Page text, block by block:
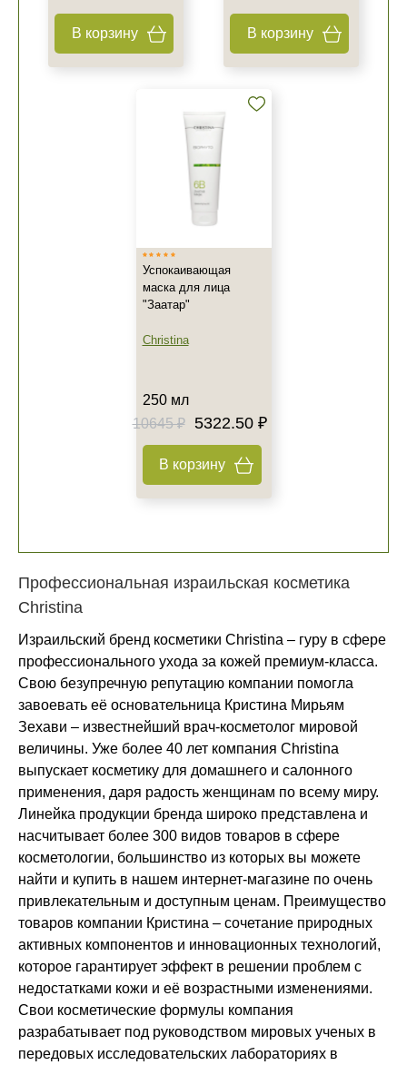
В корзину В корзину
Успокаивающая
маска для лица
"Заатар"
Christina
250 мл
10645 ₽
5322.50 ₽
В корзину
Профессиональная израильская косметика
Christina
Израильский бренд косметики Christina – гуру в сфере
профессионального ухода за кожей премиум-класса.
Свою безупречную репутацию компании помогла
завоевать её основательница Кристина Мирьям
Зехави – известнейший врач-косметолог мировой
величины. Уже более 40 лет компания Christina
выпускает косметику для домашнего и салонного
применения, даря радость женщинам по всему миру.
Линейка продукции бренда широко представлена и
насчитывает более 300 видов товаров в сфере
косметологии, большинство из которых вы можете
найти и купить в нашем интернет-магазине по очень
привлекательным и доступным ценам. Преимущество
товаров компании Кристина – сочетание природных
активных компонентов и инновационных технологий,
которое гарантирует эффект в решении проблем с
недостатками кожи и её возрастными изменениями.
Свои косметические формулы компания
разрабатывает под руководством мировых ученых в
передовых исследовательских лабораториях в